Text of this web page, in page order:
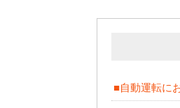
■自動運転に